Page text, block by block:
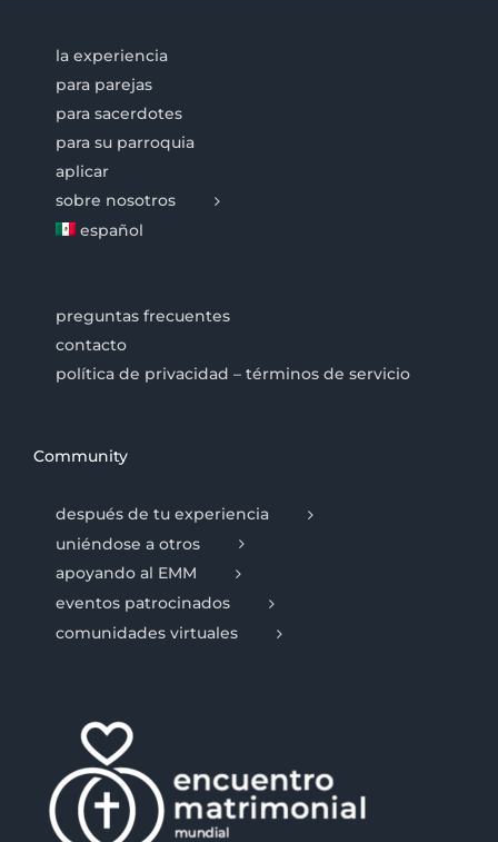
la experiencia
para parejas
para sacerdotes
para su parroquia
aplicar
sobre nosotros
español
preguntas frecuentes
contacto
política de privacidad – términos de servicio
Community
después de tu experiencia
uniéndose a otros
apoyando al EMM
eventos patrocinados
comunidades virtuales